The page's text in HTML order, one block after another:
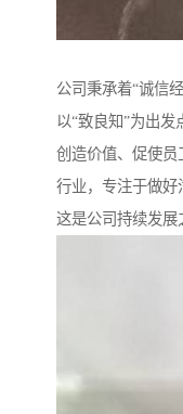
公司秉承着“诚信
以“致良知”为出
创造价值、促使员
行业，专注于做好
这是公司持续发展